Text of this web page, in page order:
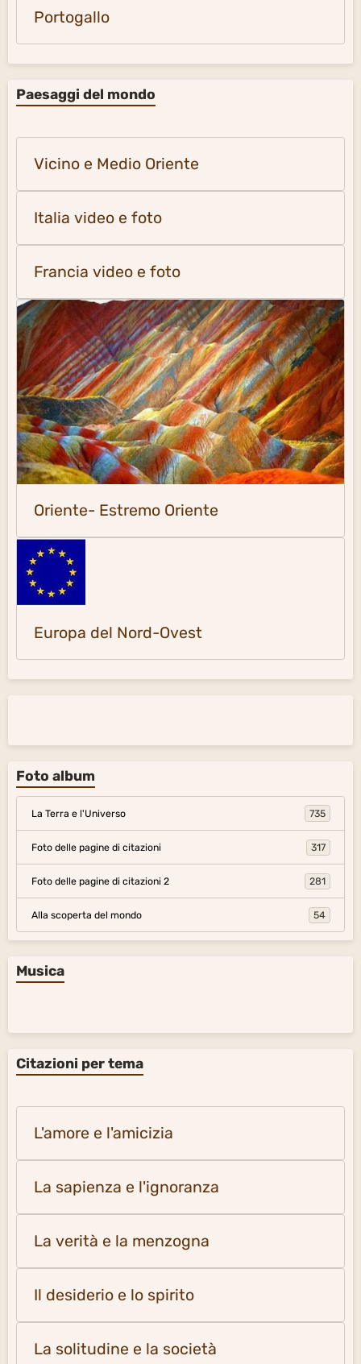
Portogallo
Paesaggi del mondo
Vicino e Medio Oriente
Italia video e foto
Francia video e foto
Oriente- Estremo Oriente
Europa del Nord-Ovest
Foto album
La Terra e l'Universo 735
Foto delle pagine di citazioni 317
Foto delle pagine di citazioni 2 281
Alla scoperta del mondo 54
Musica
Citazioni per tema
L'amore e l'amicizia
La sapienza e l'ignoranza
La verità e la menzogna
Il desiderio e lo spirito
La solitudine e la società